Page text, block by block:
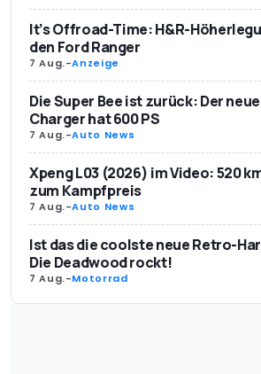
It’s Offroad-Time: H&R-
den Ford Ranger
7 Aug.-Anzeige
Die Super Bee ist zurück: Der
Charger hat 600 PS
7 Aug.-Auto News
Xpeng L03 (2026) im Video: 520
zum Kampfpreis
7 Aug.-Auto News
Ist das die coolste neue Retro-
Die Deadwood rockt!
7 Aug.-Motorrad